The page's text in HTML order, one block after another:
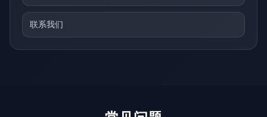
联系我们